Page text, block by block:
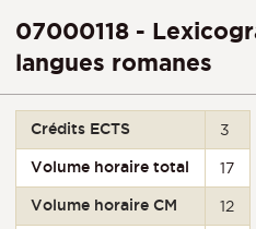
07000118 -
langues romanes
Crédits ECTS 3
Volume horaire total 17
Volume horaire CM 12